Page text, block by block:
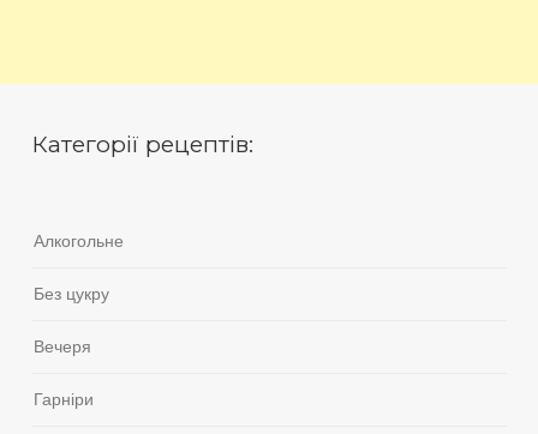
Категорії рецептів:
Алкогольне
Без цукру
Вечеря
Гарніри